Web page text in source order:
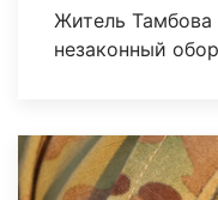
Житель
незаконный